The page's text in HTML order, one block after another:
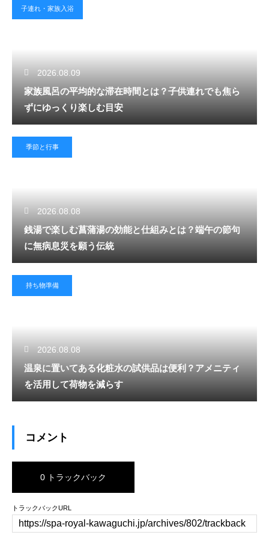
子連れ・家族入浴
2026.08.09
家族風呂の平均的な滞在時間とは？子供連れでも焦ら
ずにゆっくり楽しむ目安
季節と行事
2026.08.08
銭湯で楽しむ菖蒲湯の効能と仕組みとは？端午の節句
に無病息災を願う伝統
持ち物準備
2026.08.08
温泉に置いてある化粧水の試供品は便利？アメニティ
を活用して荷物を減らす
コメント
0 トラックバック
トラックバックURL